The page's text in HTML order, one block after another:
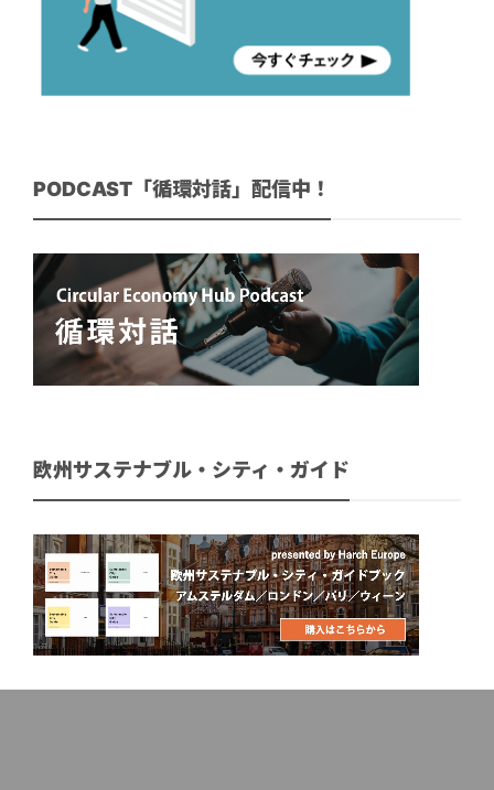
PODCAST「循環対話」配信中！
欧州サステナブル・シティ・ガイド